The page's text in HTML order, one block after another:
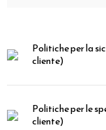
Politiche per la
cliente)
Politiche per le
cliente)